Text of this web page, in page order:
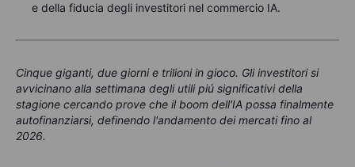
e della fiducia degli investitori nel commercio IA.
Cinque giganti, due giorni e trilioni in gioco. Gli investitori si
avvicinano alla settimana degli utili piú significativi della
stagione cercando prove che il boom dell'IA possa finalmente
autofinanziarsi, definendo l'andamento dei mercati fino al
2026.